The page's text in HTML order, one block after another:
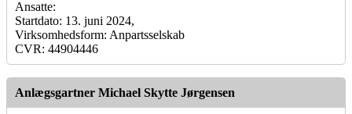
Ansatte:
Startdato: 13. juni 2024,
Virksomhedsform: Anpartsselskab
CVR: 44904446
Anlægsgartner Michael Skytte Jørgensen